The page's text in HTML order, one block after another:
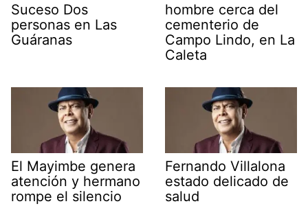
Suceso Dos
personas en Las
Guáranas
hombre cerca del
cementerio de
Campo Lindo, en La
Caleta
El Mayimbe genera
atención y hermano
rompe el silencio
Fernando Villalona
estado delicado de
salud